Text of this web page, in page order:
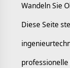
Wandeln Sie
Diese Seite